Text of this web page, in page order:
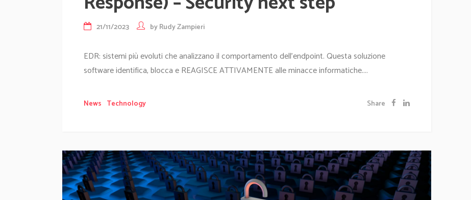
21/11/2023 byRudy Zampieri
EDR: sistemi più evoluti che analizzano il comportamento dell'endpoint. Questa soluzione
software identifica, blocca e REAGISCE ATTIVAMENTE alle minacce informatiche....
News Technology Share